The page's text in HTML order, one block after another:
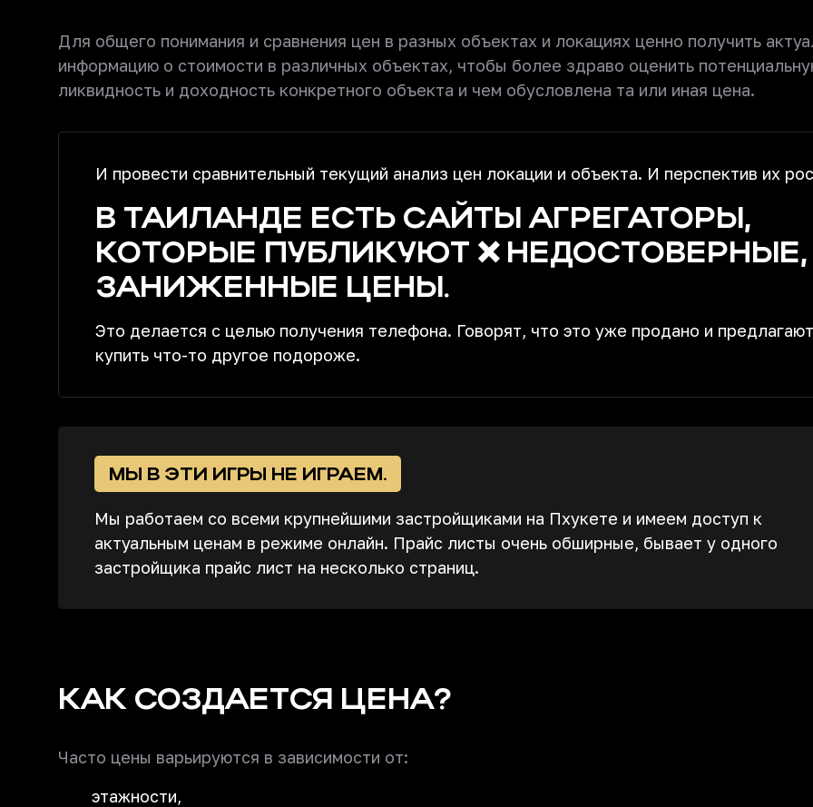
Для общего понимания и сравнения цен в разных объектах и локациях ценно получить
информацию о стоимости в различных объектах, чтобы более здраво оценить
ликвидность и доходность конкретного объекта и чем обусловлена та или иная цена.
И провести сравнительный текущий анализ цен локации и объекта. И перспектив их
В ТАИЛАНДЕ ЕСТЬ САЙТЫ АГРЕГАТОРЫ,
КОТОРЫЕ ПУБЛИКУЮТ ❌ НЕДОСТОВЕРНЫЕ,
ЗАНИЖЕННЫЕ ЦЕНЫ.
Это делается с целью получения телефона. Говорят, что это уже продано и предлагают
купить что-то другое подороже.
МЫ В ЭТИ ИГРЫ НЕ ИГРАЕМ.
Мы работаем со всеми крупнейшими застройщиками на Пхукете и имеем доступ к
актуальным ценам в режиме онлайн. Прайс листы очень обширные, бывает у одного
застройщика прайс лист на несколько страниц.
КАК СОЗДАЕТСЯ ЦЕНА?
Часто цены варьируются в зависимости от:
этажности,